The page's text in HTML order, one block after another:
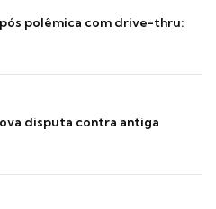
polêmica com drive-thru:
disputa contra antiga